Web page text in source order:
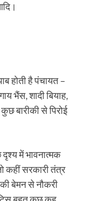
होती है पंचायत –
भैंस, शादी बियाह,
बारीकी से पिरोई
में भावनात्मक
कहीं सरकारी तंत्र
बेमन से नौकरी